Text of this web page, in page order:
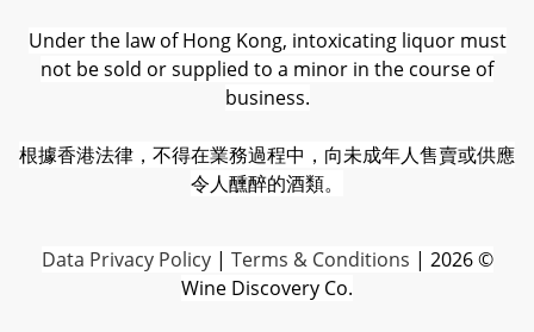
Under the law of Hong Kong, intoxicating liquor must
not be sold or supplied to a minor in the course of
business.
根據香港法律，不得在業務過程中，向未成年人售賣或供應
令人醺醉的酒類。
Data Privacy Policy | Terms & Conditions | 2026 ©
Wine Discovery Co.